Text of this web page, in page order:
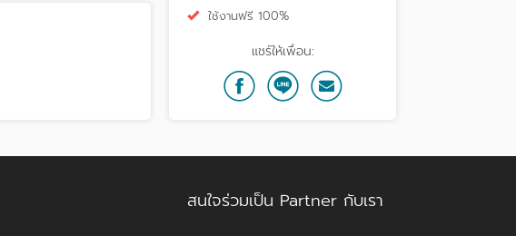
ใช้งานฟรี 100%
แชร์ให้เพื่อน:
สนใจร่วมเป็น Partner กับเรา